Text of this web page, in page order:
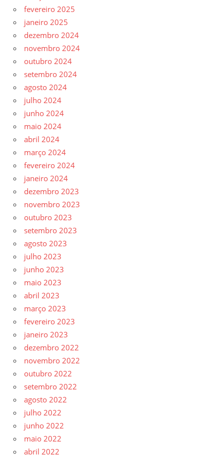
fevereiro 2025
janeiro 2025
dezembro 2024
novembro 2024
outubro 2024
setembro 2024
agosto 2024
julho 2024
junho 2024
maio 2024
abril 2024
março 2024
fevereiro 2024
janeiro 2024
dezembro 2023
novembro 2023
outubro 2023
setembro 2023
agosto 2023
julho 2023
junho 2023
maio 2023
abril 2023
março 2023
fevereiro 2023
janeiro 2023
dezembro 2022
novembro 2022
outubro 2022
setembro 2022
agosto 2022
julho 2022
junho 2022
maio 2022
abril 2022